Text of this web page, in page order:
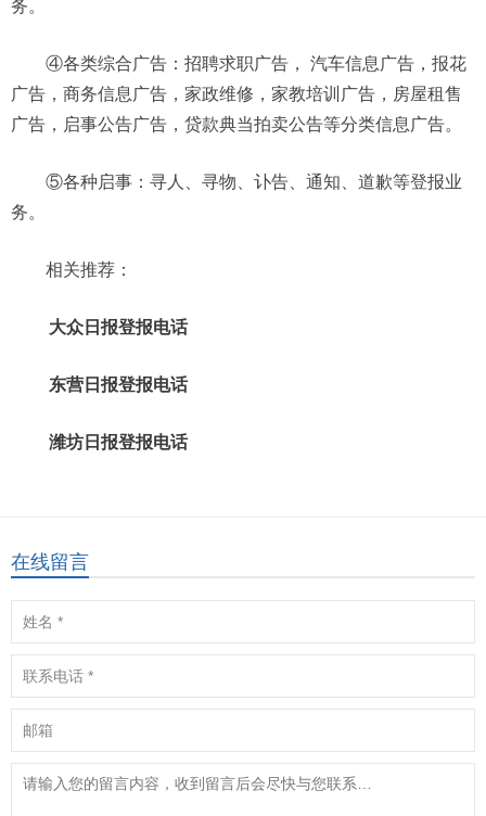
务。
④各类综合广告：招聘求职广告， 汽车信息广告，报花
广告，商务信息广告，家政维修，家教培训广告，房屋租售
广告，启事公告广告，贷款典当拍卖公告等分类信息广告。
⑤各种启事：寻人、寻物、讣告、通知、道歉等登报业
务。
相关推荐：
大众日报登报电话
东营日报登报电话
潍坊日报登报电话
在线留言